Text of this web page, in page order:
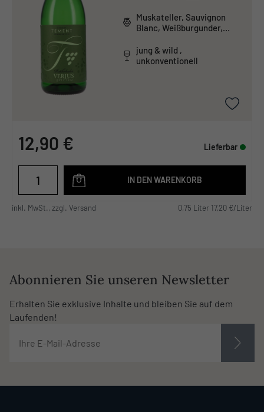
Muskateller, Sauvignon
Blanc, Weißburgunder,
jung & wild ,
unkonventionell
12,90 € Lieferbar
IN DEN WARENKORB
inkl. MwSt., zzgl. Versand 0,75 Liter 17,20 €/Liter
Abonnieren Sie unseren Newsletter
Erhalten Sie exklusive Inhalte und bleiben Sie auf dem
Laufenden!